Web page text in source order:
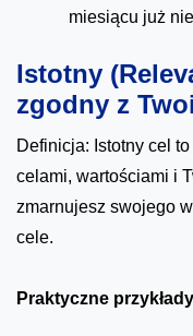
miesiącu już
Istotny
zgodny z
Definicja: Istotny cel
celami, wartościami i
zmarnujesz swojego
cele.
Praktyczne